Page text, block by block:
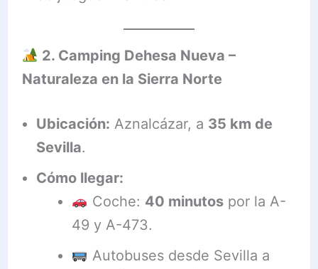
2. Camping Dehesa Nueva –
Naturaleza en la Sierra Norte
Ubicación: Aznalcázar, a 35 km de
Sevilla.
Cómo llegar:
Coche: 40 minutospor la A-
49 y A-473.
Autobuses desde Sevilla a